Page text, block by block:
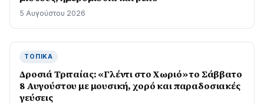
5 Αυγούστου 2026
ΤΟΠΙΚΆ
Δροσιά Τριταίας: «Γλέντι στο Χωριό» το Σάββατο
8 Αυγούστου με μουσική, χορό και παραδοσιακές
γεύσεις